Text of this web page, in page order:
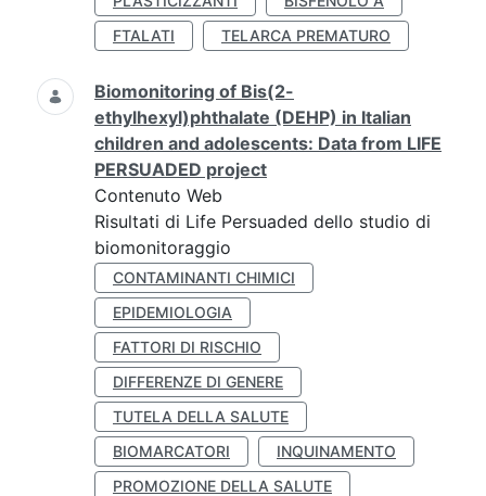
FTALATI
TELARCA PREMATURO
Biomonitoring of Bis(2-
ethylhexyl)phthalate (DEHP) in Italian
children and adolescents: Data from LIFE
PERSUADED project
Contenuto Web
Risultati di Life Persuaded dello studio di
biomonitoraggio
CONTAMINANTI CHIMICI
EPIDEMIOLOGIA
FATTORI DI RISCHIO
DIFFERENZE DI GENERE
TUTELA DELLA SALUTE
BIOMARCATORI
INQUINAMENTO
PROMOZIONE DELLA SALUTE